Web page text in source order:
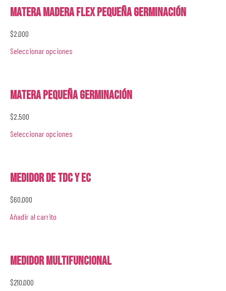
Matera Madera Flex Pequeña Germinación
$2.000
Seleccionar opciones
Matera Pequeña Germinación
$2.500
Seleccionar opciones
Medidor de TDC y EC
$60.000
Añadir al carrito
Medidor Multifuncional
$210.000